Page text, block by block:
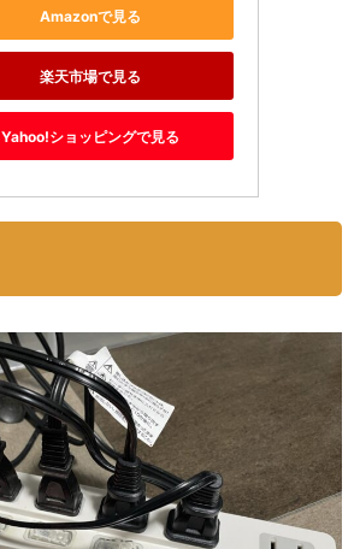
Amazonで見る
楽天市場で見る
Yahoo!ショッピングで見る